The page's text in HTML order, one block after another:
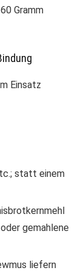
Gramm
Einsatz
statt einem
gemahlene
liefern